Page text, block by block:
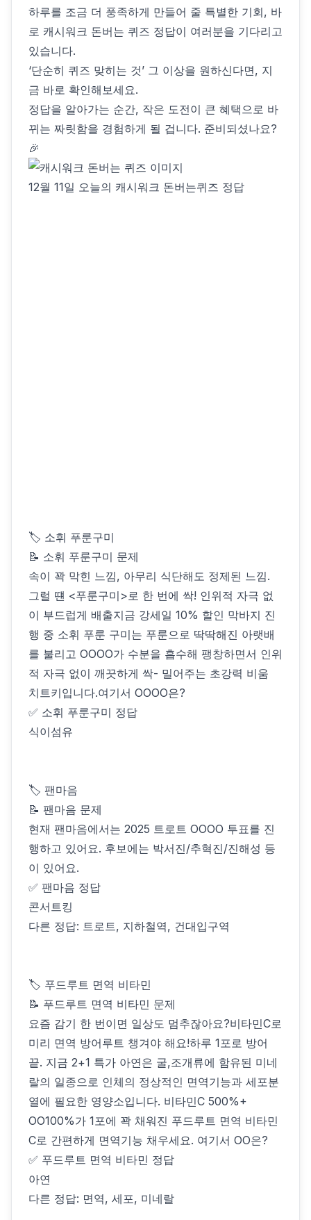
하루를 조금 더 풍족하게 만들어 줄 특별한 기회, 바
로 캐시워크 돈버는 퀴즈 정답이 여러분을 기다리고
있습니다.
‘단순히 퀴즈 맞히는 것’ 그 이상을 원하신다면, 지
금 바로 확인해보세요.
정답을 알아가는 순간, 작은 도전이 큰 혜택으로 바
뀌는 짜릿함을 경험하게 될 겁니다. 준비되셨나요?
🎉
12월 11일 오늘의 캐시워크 돈버는퀴즈 정답
🏷 소휘 푸룬구미
📝 소휘 푸룬구미 문제
속이 꽉 막힌 느낌, 아무리 식단해도 정제된 느낌.
그럴 떈 <푸룬구미>로 한 번에 싹! 인위적 자극 없
이 부드럽게 배출지금 강세일 10% 할인 막바지 진
행 중️ 소휘 푸룬 구미는 푸룬으로 딱딱해진 아랫배
를 불리고 OOOO가 수분을 흡수해 팽창하면서 인위
적 자극 없이 깨끗하게 싹- 밀어주는 초강력 비움
치트키입니다.여기서 OOOO은?
✅ 소휘 푸룬구미 정답
식이섬유
🏷 팬마음
📝 팬마음 문제
현재 팬마음에서는 2025 트로트 OOOO 투표를 진
행하고 있어요. 후보에는 박서진/추혁진/진해성 등
이 있어요.
✅ 팬마음 정답
콘서트킹
다른 정답: 트로트, 지하철역, 건대입구역
🏷 푸드루트 면역 비타민
📝 푸드루트 면역 비타민 문제
요즘 감기 한 번이면 일상도 멈추잖아요?비타민C로
미리 면역 방어루트 챙겨야 해요!하루 1포로 방어
끝. 지금 2+1 특가 아연은 굴,조개류에 함유된 미네
랄의 일종으로 인체의 정상적인 면역기능과 세포분
열에 필요한 영양소입니다. 비타민C 500%+
OO100%가 1포에 꽉 채워진 푸드루트 면역 비타민
C로 간편하게 면역기능 채우세요. 여기서 OO은?
✅ 푸드루트 면역 비타민 정답
아연
다른 정답: 면역, 세포, 미네랄